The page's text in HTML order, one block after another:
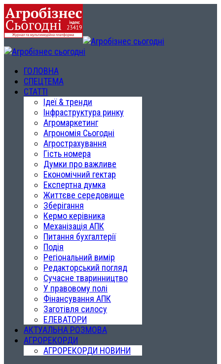
ГОЛОВНА
СПЕЦТЕМА
СТАТТІ
Ідеї & тренди
Інфраструктура ринку
Агромаркетинг
Агрономія Сьогодні
Агрострахування
Гість номера
Думки про важливе
Економічний гектар
Експертна думка
Життєве середовище
Зберігання
Кермо керівника
Механізація АПК
Питання бухгалтерії
Подія
Регіональний вимір
Редакторський погляд
Сучасне тваринництво
У правовому полі
Фінансування АПК
Заготівля силосу
ЕЛЕВАТОРИ
АКТУАЛЬНА РОЗМОВА
АГРОРЕКОРДИ
АГРОРЕКОРДИ НОВИНИ